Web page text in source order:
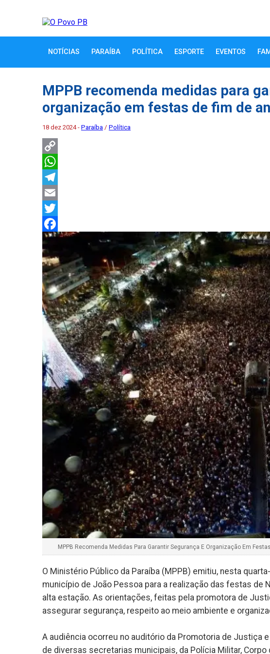
NOTÍCIAS PARAÍBA POLÍTICA ESPORTE EVENTOS
MPPB recomenda medidas para
organização em festas de fim de
18 dez 2024 - Paraíba / Política
Copy
Link
WhatsApp
Telegram
Email
Twitter
Facebook
MPPB Recomenda Medidas Para Garantir Segurança E Organização Em
O Ministério Público da Paraíba (MPPB) emitiu, nesta
município de João Pessoa para a realização das festas de
alta estação. As orientações, feitas pela promotora de
assegurar segurança, respeito ao meio ambiente e
A audiência ocorreu no auditório da Promotoria de Justiça
de diversas secretarias municipais, da Polícia Militar,